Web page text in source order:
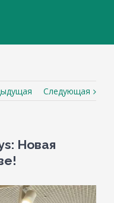
Следующая
Новая